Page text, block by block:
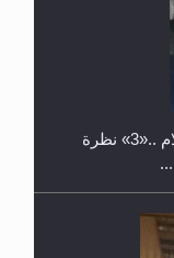
بنيجيريا لعام
رأيٌ في لغة المسيح الموعود عليه السلام ..«3» نظرة